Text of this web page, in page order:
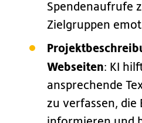
Spendenaufrufe
Zielgruppen
Webseiten: KI
ansprechende
zu verfassen, die